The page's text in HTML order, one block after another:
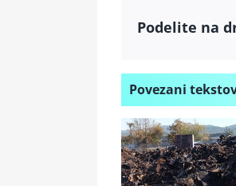
Podelite na
Povezani